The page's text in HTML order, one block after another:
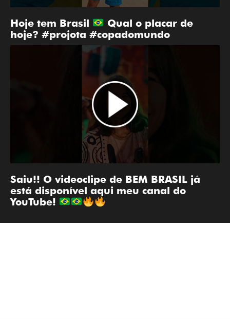
Hoje tem Brasil
Qual o placar de
hoje? #projota #copadomundo
Saiu!! O videoclipe de BEM BRASIL já
está disponível aqui meu canal do
YouTube!